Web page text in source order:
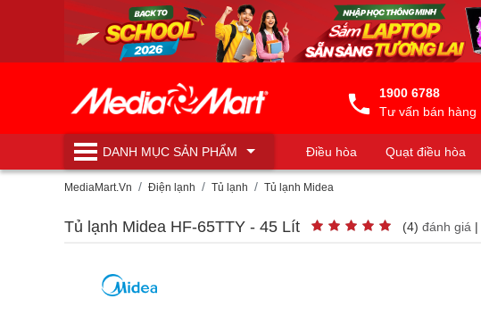
1900 6788
Tư vấn bán hàng
DANH MỤCSẢN PHẨM Điều hòa Quạt điều hòa
Máy lọc nước
MediaMart.Vn Điện lạnh Tủ lạnh Tủ lạnh Midea
Tủ lạnh Midea HF-65TTY - 45 Lít (4) đánh giá |